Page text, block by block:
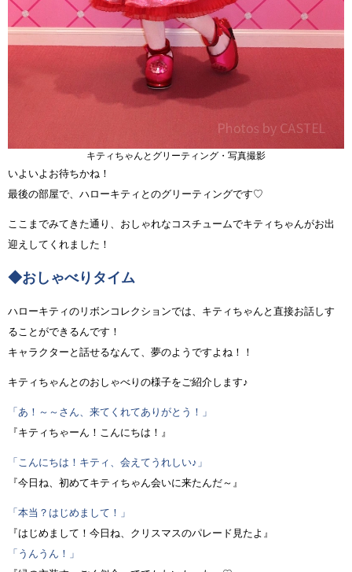
キティちゃんとグリーティング・写真撮影
いよいよお待ちかね！
最後の部屋で、ハローキティとのグリーティングです♡
ここまでみてきた通り、おしゃれなコスチュームでキティちゃんがお出
迎えしてくれました！
◆おしゃべりタイム
ハローキティのリボンコレクションでは、キティちゃんと直接お話しす
ることができるんです！
キャラクターと話せるなんて、夢のようですよね！！
キティちゃんとのおしゃべりの様子をご紹介します♪
「あ！～～さん、来てくれてありがとう！」
『キティちゃーん！こんにちは！』
「こんにちは！キティ、会えてうれしい♪」
『今日ね、初めてキティちゃん会いに来たんだ～』
「本当？はじめまして！」
『はじめまして！今日ね、クリスマスのパレード見たよ』
「うんうん！」